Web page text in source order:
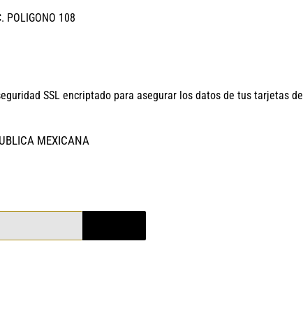
POLIGONO 108
SSL encriptado para asegurar los datos de tus tarjetas de
MEXICANA